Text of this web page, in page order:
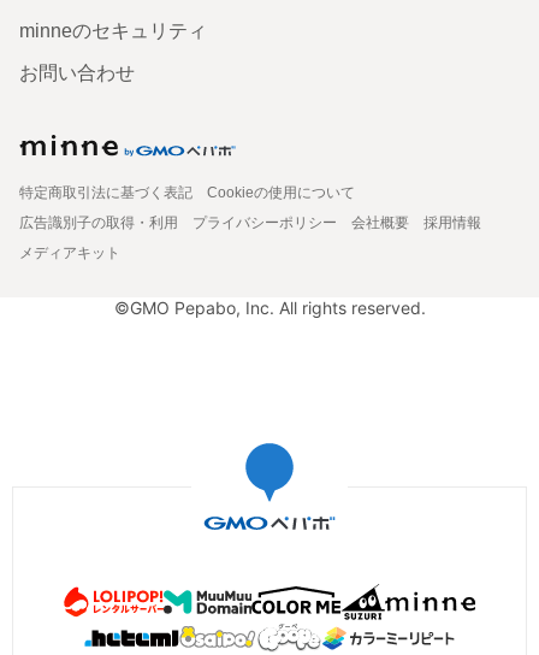
minneのセキュリティ
お問い合わせ
特定商取引法に基づく表記
Cookieの使用について
広告識別子の取得・利用
プライバシーポリシー 会社概要
採用情報
メディアキット
©GMO Pepabo, Inc. All rights reserved.